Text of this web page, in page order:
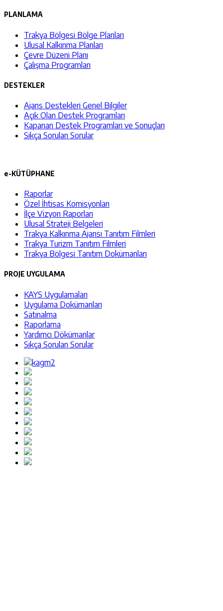
PLANLAMA
Trakya Bölgesi Bölge Planları
Ulusal Kalkınma Planları
Çevre Düzeni Planı
Çalışma Programları
DESTEKLER
Ajans Destekleri Genel Bilgiler
Açık Olan Destek Programları
Kapanan Destek Programları ve Sonuçları
Sıkça Sorulan Sorular
e-KÜTÜPHANE
Raporlar
Özel İhtisas Komisyonları
İlçe Vizyon Raporları
Ulusal Strateji Belgeleri
Trakya Kalkınma Ajansı Tanıtım Filmleri
Trakya Turizm Tanıtım Filmleri
Trakya Bölgesi Tanıtım Dokümanları
PROJE UYGULAMA
KAYS Uygulamaları
Uygulama Dokümanları
Satınalma
Raporlama
Yardımcı Dökümanlar
Sıkça Sorulan Sorular